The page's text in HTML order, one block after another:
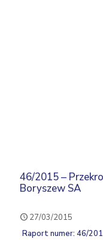
46/2015 –
Boryszew SA
27/03/2015
Raport numer: 46/